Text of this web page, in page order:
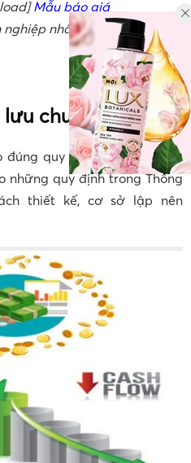
Mẫu báo giá
nhất gửi
chuyển tiền tệ
quy chuẩn, người soạn
những quy định trong Thông
thiết kế, cơ sở lập nên